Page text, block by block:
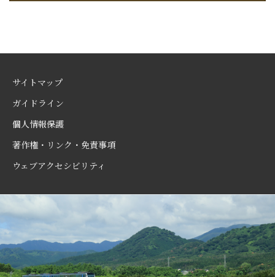
サイトマップ
ガイドライン
個人情報保護
著作権・リンク・免責事項
ウェブアクセシビリティ